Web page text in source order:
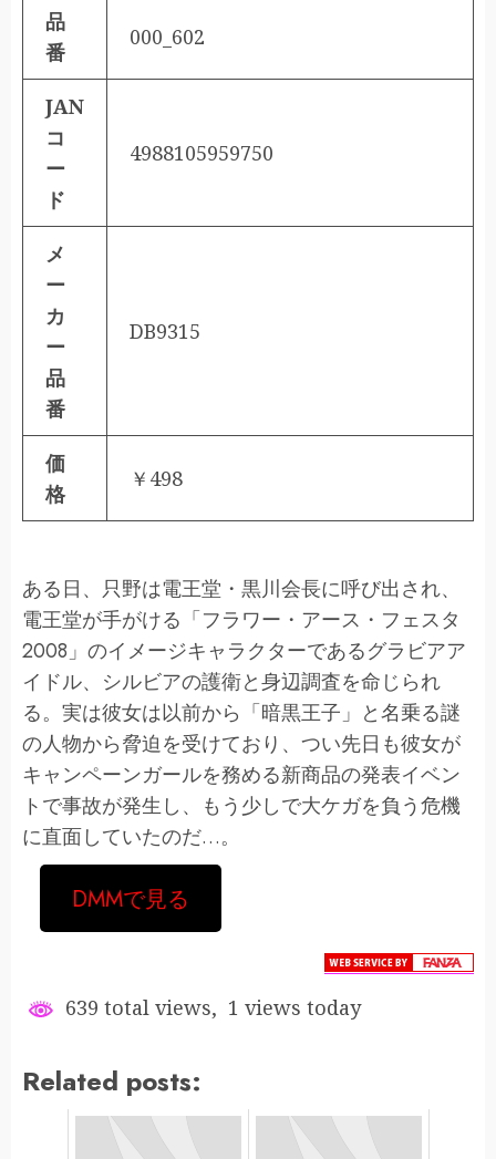
品
番
000_602
JAN
コ
ー
ド
4988105959750
メ
ー
カ
ー
品
番
DB9315
価
格
￥498
ある日、只野は電王堂・黒川会長に呼び出され、
電王堂が手がける「フラワー・アース・フェスタ
2008」のイメージキャラクターであるグラビアア
イドル、シルビアの護衛と身辺調査を命じられ
る。実は彼女は以前から「暗黒王子」と名乗る謎
の人物から脅迫を受けており、つい先日も彼女が
キャンペーンガールを務める新商品の発表イベン
トで事故が発生し、もう少しで大ケガを負う危機
に直面していたのだ…。
DMMで見る
639 total views, 1 views today
Related posts: